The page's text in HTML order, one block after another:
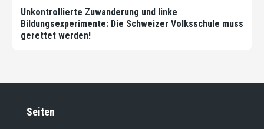
Unkontrollierte Zuwanderung und linke
Bildungsexperimente: Die Schweizer Volksschule muss
gerettet werden!
Seiten